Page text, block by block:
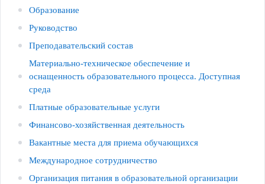
Образование
Руководство
Преподавательский состав
Материально-техническое обеспечение и
оснащенность образовательного процесса. Доступная
среда
Платные образовательные услуги
Финансово-хозяйственная деятельность
Вакантные места для приема обучающихся
Международное сотрудничество
Организация питания в образовательной организации